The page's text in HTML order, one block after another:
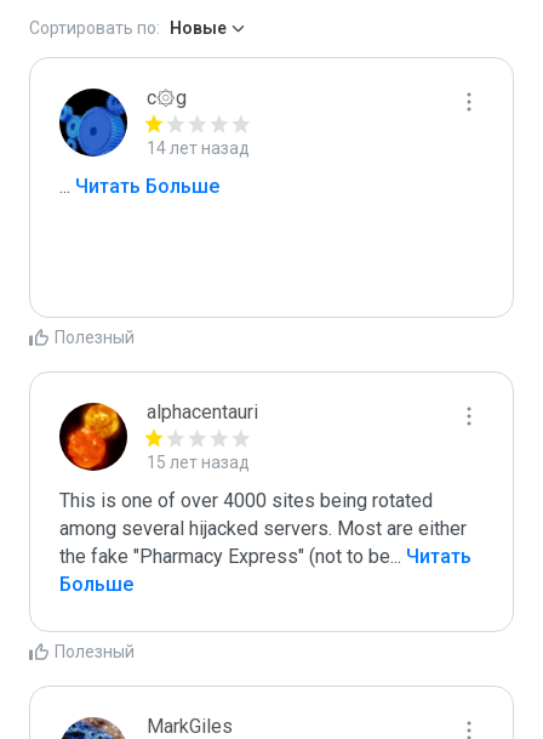
Сортировать по: Новые
c۞g
14 лет назад
... Читать Больше
Полезный
alphacentauri
15 лет назад
This is one of over 4000 sites being rotated
among several hijacked servers. Most are either
the fake "Pharmacy Express" (not to be... Читать
Больше
Полезный
MarkGiles